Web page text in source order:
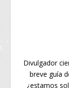
Divulgador
breve guía
¿estamos